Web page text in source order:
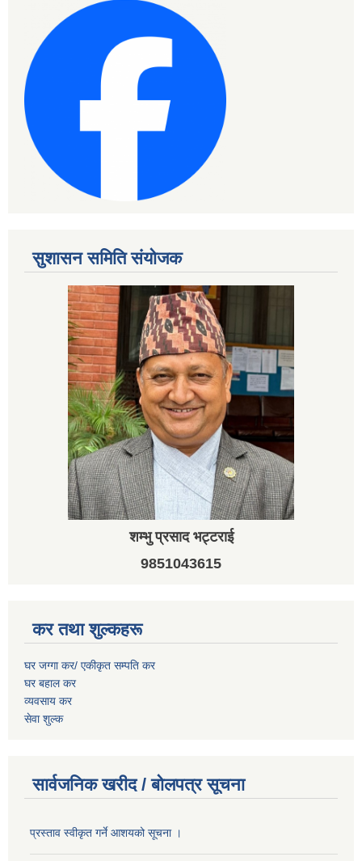
सुशासन समिति संयोजक
शम्भु प्रसाद भट्टराई
9851043615
कर तथा शुल्कहरू
घर जग्गा कर/ एकीकृत सम्पति कर
घर बहाल कर
व्यवसाय कर
सेवा शुल्क
सार्वजनिक खरीद / बोलपत्र सूचना
प्रस्ताव स्वीकृत गर्ने आशयको सूचना ।